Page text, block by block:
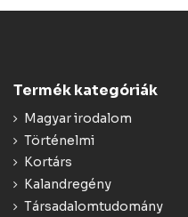
Termék kategóriák
Magyar irodalom
Történelmi
Kortárs
Kalandregény
Társadalomtudomány